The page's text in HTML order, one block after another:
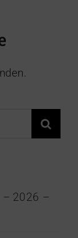
– 2026 –